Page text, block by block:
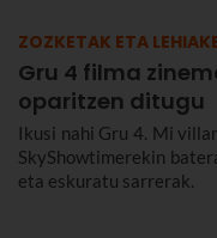
ZOZKETAK ETA
Gru 4 filma
oparitzen ditugu
Ikusi nahi Gru 4. Mi
SkyShowtimerekin
eta eskuratu sarrerak.